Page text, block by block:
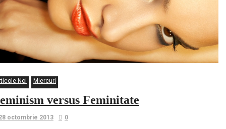
Noi Miercuri
versus Feminitate
octombrie 2013 0